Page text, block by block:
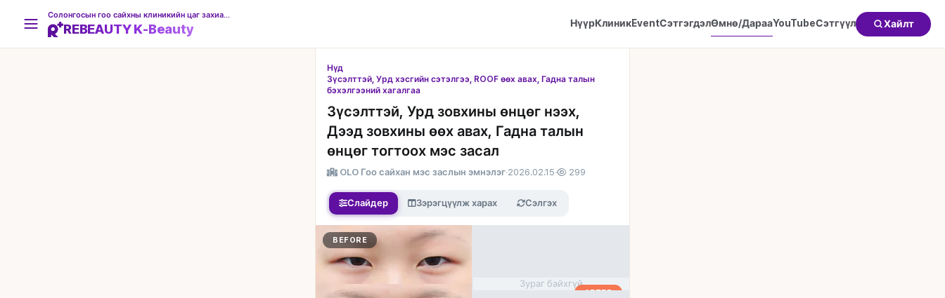
REBEAUTY K-Beauty НүүрКлиникEventСэтгэгдэлӨмнө/ДарааYouTubeСэтгүүл Хайлт
Нүд
Зүсэлттэй, Урд хэсгийн сэтэлгээ, ROOF өөх авах, Гадна талын
бэхэлгээний хагалгаа
Зүсэлттэй, Урд зовхины өнцөг нээх,
Дээд зовхины өөх авах, Гадна талын
өнцөг тогтоох мэс засал
OLO Гоо сайхан мэс заслын эмнэлэг·2026.02.15· 299
Слайдер Зэрэгцүүлж харах Сэлгэх
BEFORE
AFTER
Зураг байхгүй